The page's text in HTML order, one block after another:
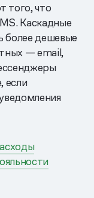
того, что
Каскадные
более дешевые
— email,
если